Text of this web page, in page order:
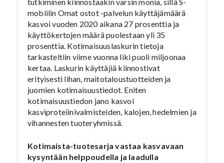
mobiilin Omat ostot -palvelun käyttäjämäärä
kasvoi vuoden 2020 aikana 27 prosenttia ja
käyttökertojen määrä puolestaan yli 35
prosenttia. Kotimaisuuslaskurin tietoja
tarkasteltiin viime vuonna liki puoli miljoonaa
kertaa. Laskurin käyttäjiä kiinnostivat
erityisesti lihan, maitotaloustuotteiden ja
juomien kotimaisuustiedot. Eniten
kotimaisuustiedon jano kasvoi
kasviproteiinivalmisteiden, kalojen, hedelmien ja
vihannesten tuoteryhmissä.
Kotimaista-tuotesarja vastaa kasvavaan
kysyntään helppoudella ja laadulla